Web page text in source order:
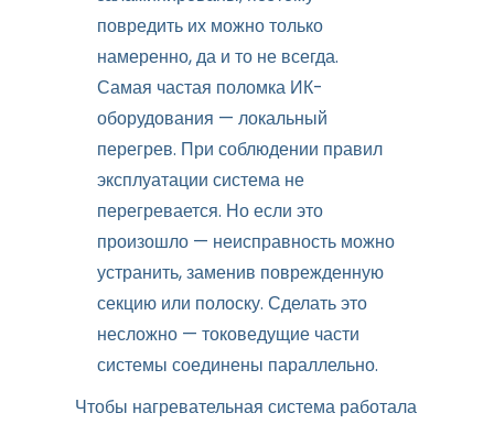
повредить их можно только
намеренно, да и то не всегда.
Самая частая поломка ИК-
оборудования — локальный
перегрев. При соблюдении правил
эксплуатации система не
перегревается. Но если это
произошло — неисправность можно
устранить, заменив поврежденную
секцию или полоску. Сделать это
несложно — токоведущие части
системы соединены параллельно.
Чтобы нагревательная система работала